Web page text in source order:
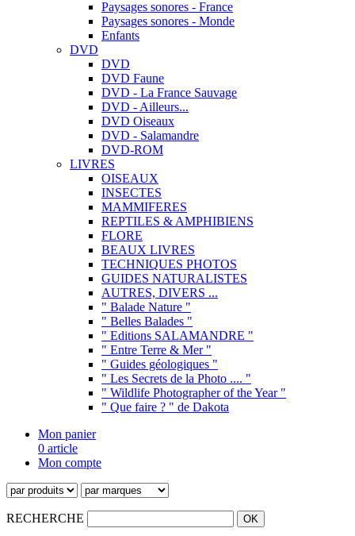
Paysages sonores - France
Paysages sonores - Monde
Enfants
DVD
DVD
DVD Faune
DVD - La France Sauvage
DVD - Ailleurs...
DVD Oiseaux
DVD - Salamandre
DVD-ROM
LIVRES
OISEAUX
INSECTES
MAMMIFERES
REPTILES & AMPHIBIENS
FLORE
BEAUX LIVRES
TECHNIQUES PHOTOS
GUIDES NATURALISTES
AUTRES, DIVERS ...
" Balade Nature "
" Belles Balades "
" Editions SALAMANDRE "
" Entre Terre & Mer "
" Guides géologiques "
" Les Secrets de la Photo .... "
" Wildlife Photographer of the Year "
" Que faire ? " de Dakota
Mon panier
0 article
Mon compte
RECHERCHE